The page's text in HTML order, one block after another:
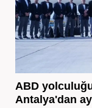
ABD
Antalya'dan